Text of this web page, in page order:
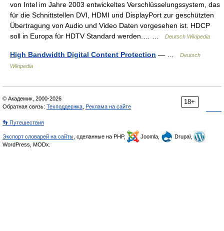
von Intel im Jahre 2003 entwickeltes Verschlüsselungssystem, das
für die Schnittstellen DVI, HDMI und DisplayPort zur geschützten
Übertragung von Audio und Video Daten vorgesehen ist. HDCP
soll in Europa für HDTV Standard werden.… …
Deutsch Wikipedia
High Bandwidth Digital Content Protection — …
Deutsch
Wikipedia
18+
© Академик, 2000-2026
Обратная связь: Техподдержка Реклама на сайте
👣 Путешествия
Экспорт словарей на сайты , сделанные на PHP, Joomla,
Drupal,
WordPress, MODx.